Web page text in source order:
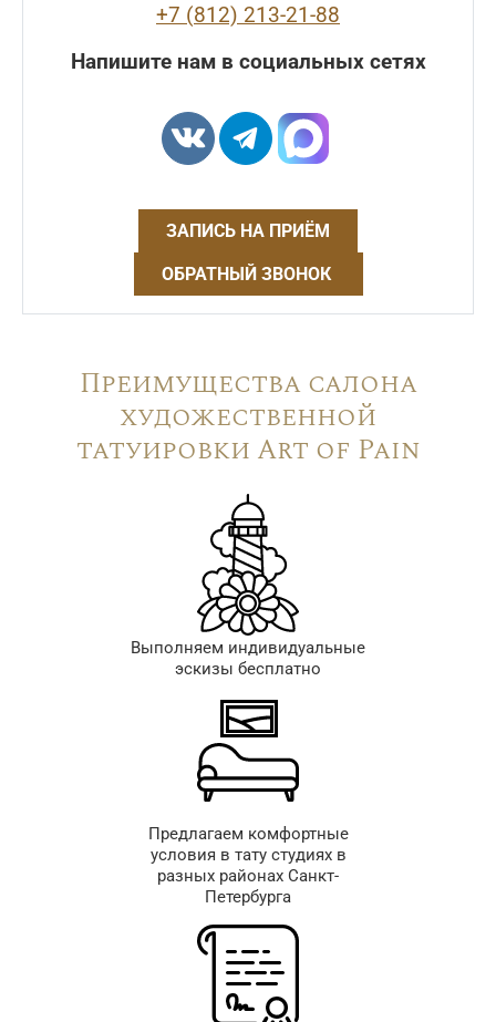
+7 (812) 213-21-88
Напишите нам в социальных сетях
ЗАПИСЬ НА ПРИЁМ
ОБРАТНЫЙ ЗВОНОК
Преимущества салона
художественной
татуировки Art of Pain
Выполняем индивидуальные
эскизы бесплатно
Предлагаем комфортные
условия в тату студиях в
разных районах Санкт-
Петербурга